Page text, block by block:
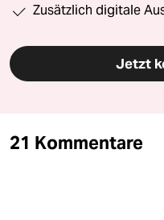
Zusätzlich digitale
Jetzt
21 Kommentare